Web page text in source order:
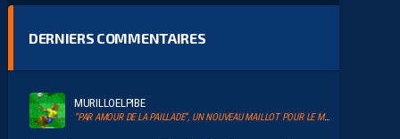
DERNIERS COMMENTAIRES
MURILLOELPIBE
“PAR AMOUR DE LA PAILLADE”, UN NOUVEAU MAILLOT POUR LE MHSC